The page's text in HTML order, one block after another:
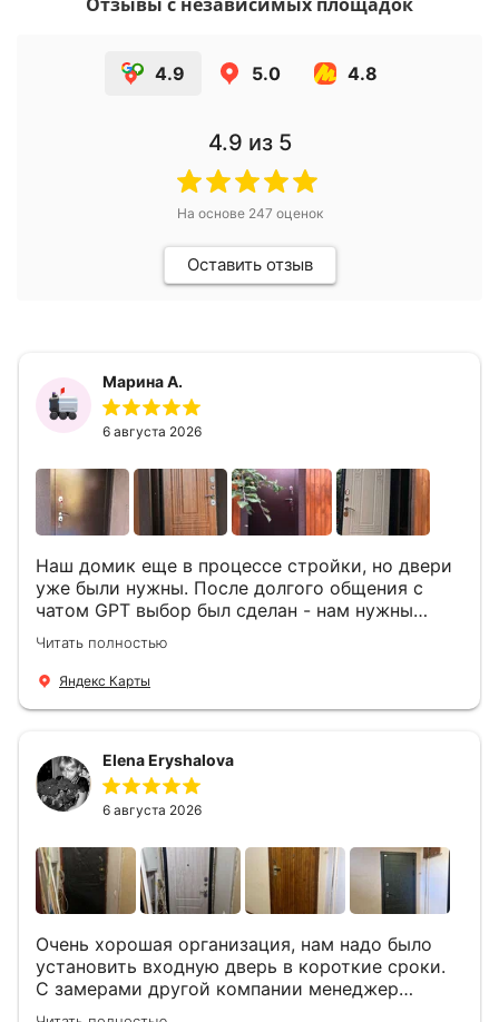
4.9 5.0 4.8
4.9 из 5
На основе 247 оценок
Оставить отзыв
Марина А.
6 августа 2026
Наш домик еще в процессе стройки, но двери
уже были нужны. После долгого общения с
чатом GPT выбор был сделан - нам нужны
двери Аргус Термо Композит, которые нашлись
в компании ДвериОпт . Менеджер Филипп
ответил на все вопросы, посчитал стоимость и
установили две двери, ответили на все
вопросы . Выполненной работой мы довольны.
Огромная всем благодарность!
Читать полностью
Яндекс Карты
Elena Eryshalova
6 августа 2026
Очень хорошая организация, нам надо было
установить входную дверь в короткие сроки.
С замерами другой компании менеджер
компании Филлип, быстро предоставил нам